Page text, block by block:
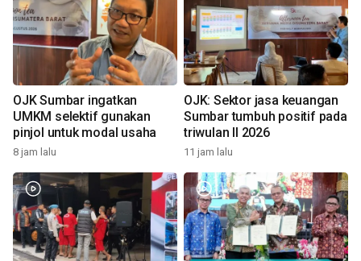
OJK Sumbar ingatkan
UMKM selektif gunakan
pinjol untuk modal usaha
8 jam lalu
OJK: Sektor jasa keuangan
Sumbar tumbuh positif pada
triwulan II 2026
11 jam lalu